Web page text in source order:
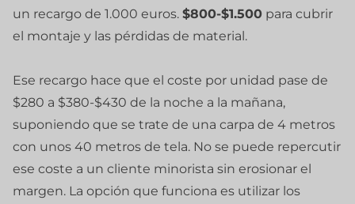
un recargo de 1.000 euros. $800-$1.500 para cubrir
el montaje y las pérdidas de material.
Ese recargo hace que el coste por unidad pase de
$280 a $380-$430 de la noche a la mañana,
suponiendo que se trate de una carpa de 4 metros
con unos 40 metros de tela. No se puede repercutir
ese coste a un cliente minorista sin erosionar el
margen. La opción que funciona es utilizar los